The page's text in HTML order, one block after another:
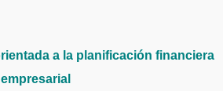
a la planificación financiera